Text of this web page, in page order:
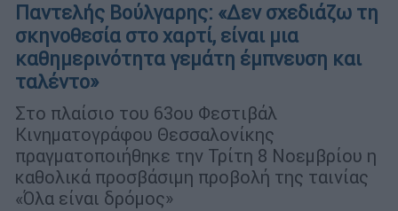
Παντελής Βούλγαρης: «Δεν σχεδιάζω τη
σκηνοθεσία στο χαρτί, είναι μια
καθημερινότητα γεμάτη έμπνευση και
ταλέντο»
Στο πλαίσιο του 63ου Φεστιβάλ
Κινηματογράφου Θεσσαλονίκης
πραγματοποιήθηκε την Τρίτη 8 Νοεμβρίου η
καθολικά προσβάσιμη προβολή της ταινίας
«Όλα είναι δρόμος»